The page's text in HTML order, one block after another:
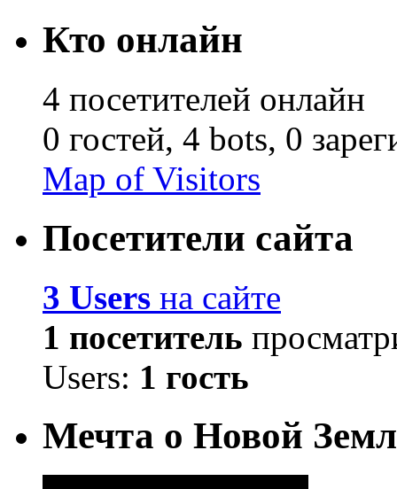
Кто онлайн
4 посетителей онлайн
0 гостей, 4 bots, 0
Map of Visitors
Посетители сайта
3 Users на сайте
1 посетитель
Users: 1 гость
Мечта о Новой